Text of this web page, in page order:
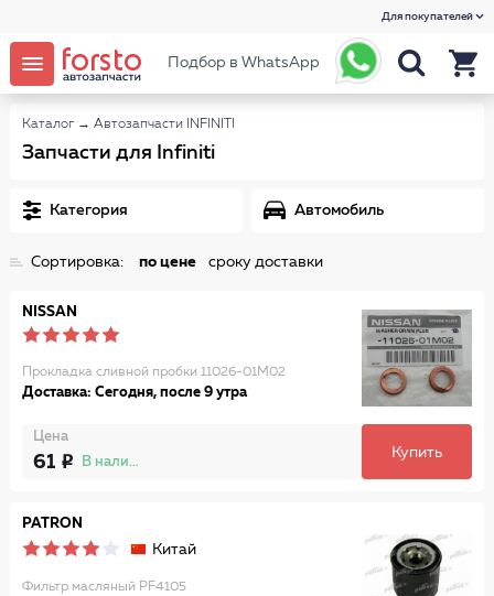
Для покупателей
Подбор в WhatsApp
Каталог → Автозапчасти INFINITI
Запчасти для Infiniti
Категория Автомобиль
Сортировка: по цене сроку доставки
NISSAN
Прокладка сливной пробки 11026-01M02
Доставка: Сегодня, после 9 утра
Цена
61 В наличии
Купить
PATRON
Китай
Фильтр масляный PF4105